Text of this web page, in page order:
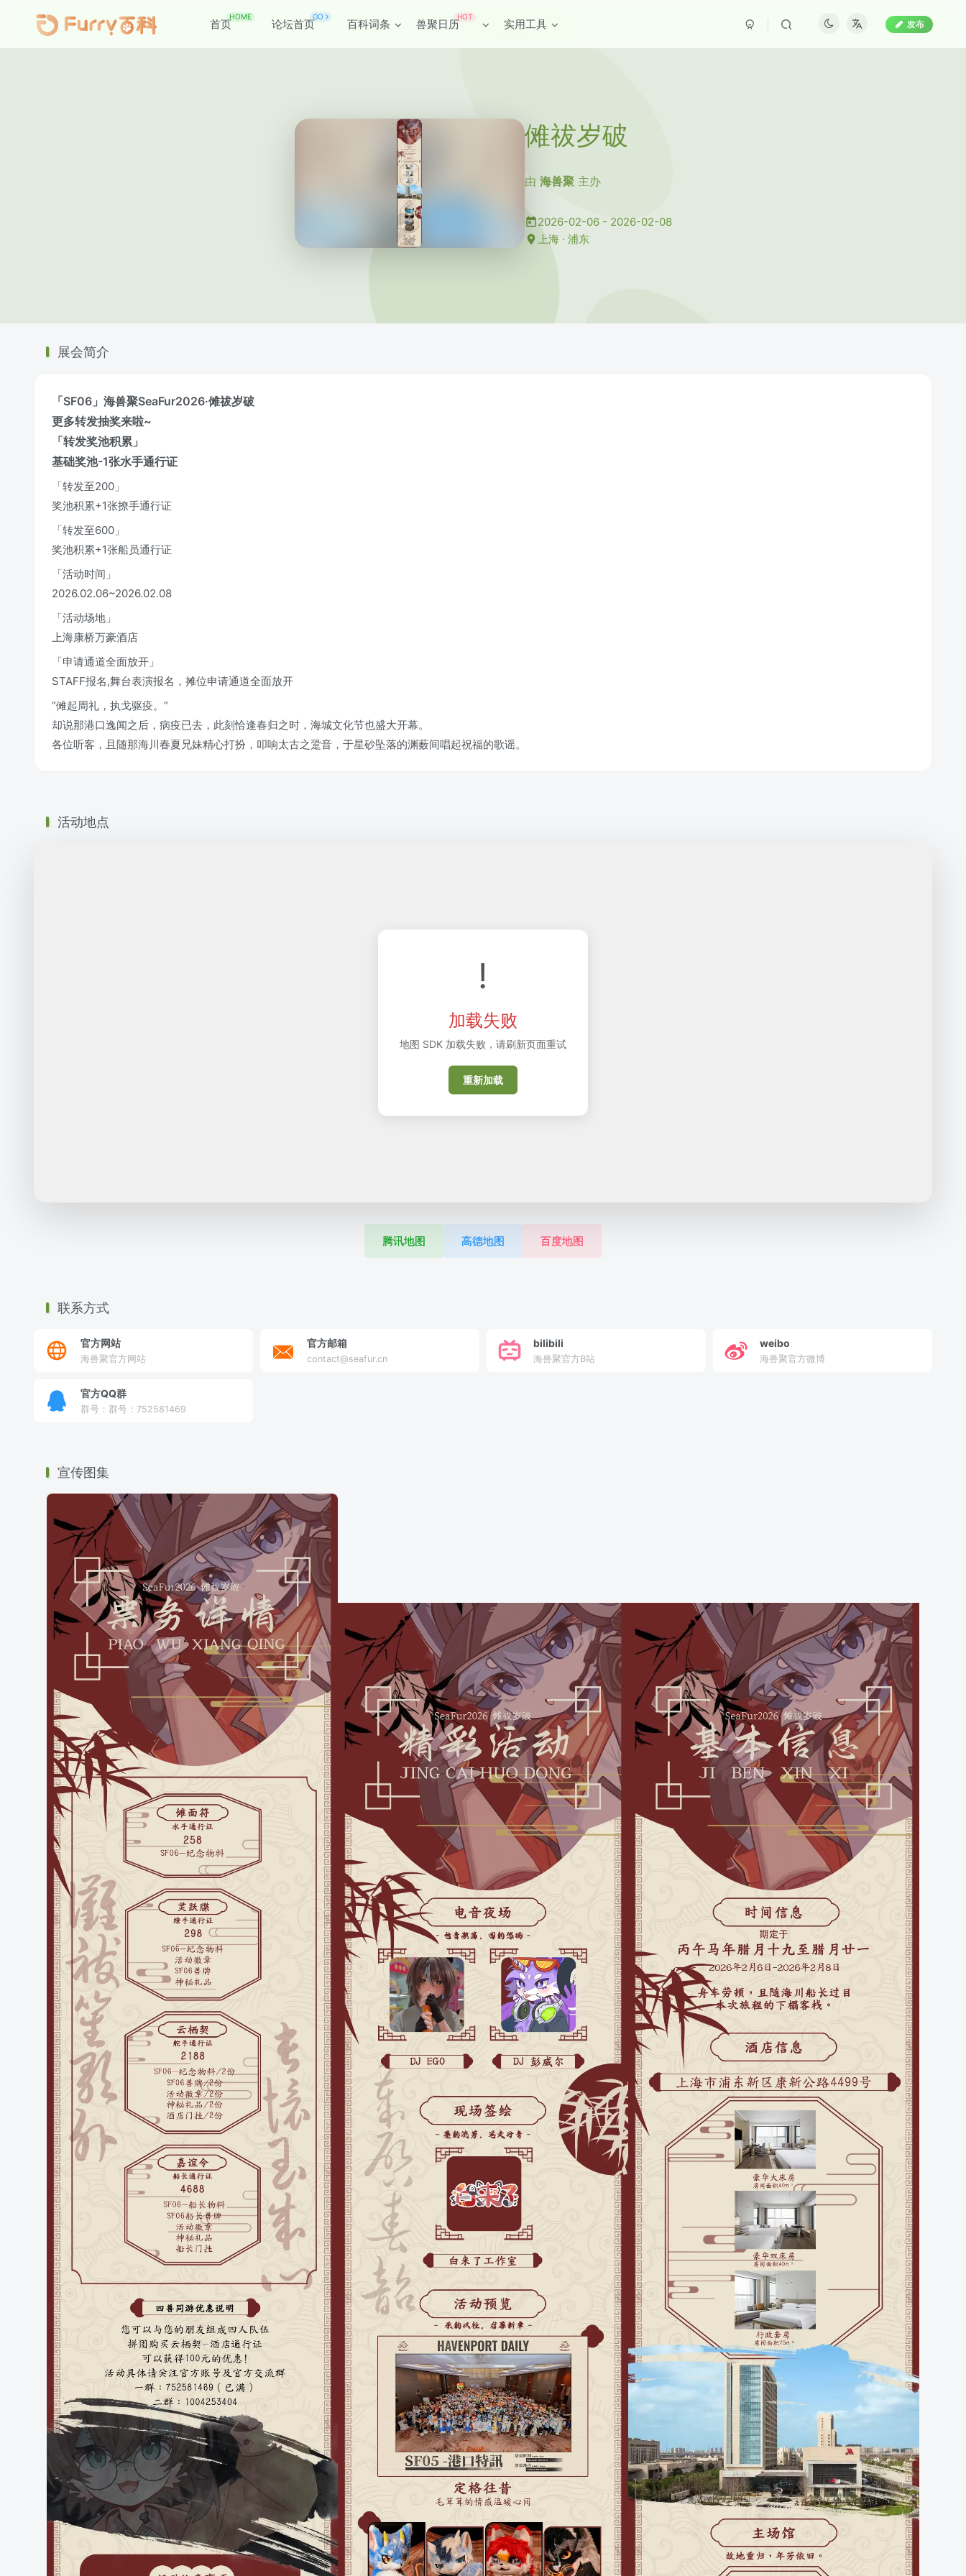
首页
HOME
论坛首页GO 百科词条 兽聚日历
HOT
实用工具 发布
傩祓岁破
由 海兽聚 主办
2026-02-06 - 2026-02-08
上海 · 浦东
展会简介
「SF06」海兽聚SeaFur2026·傩祓岁破
更多转发抽奖来啦~
「转发奖池积累」
基础奖池-1张水手通行证
「转发至200」
奖池积累+1张撩手通行证
「转发至600」
奖池积累+1张船员通行证
「活动时间」
2026.02.06~2026.02.08
「活动场地」
上海康桥万豪酒店
「申请通道全面放开」
STAFF报名,舞台表演报名，摊位申请通道全面放开
“傩起周礼，执戈驱疫。”
却说那港口逸闻之后，病疫已去，此刻恰逢春归之时，海城文化节也盛大开幕。
各位听客，且随那海川春夏兄妹精心打扮，叩响太古之跫音，于星砂坠落的渊薮间唱起祝福的歌谣。
活动地点
!
加载失败
地图 SDK 加载失败，请刷新页面重试
重新加载
腾讯地图 高德地图 百度地图
联系方式
官方网站
海兽聚官方网站
官方邮箱
contact@seafur.cn
bilibili
海兽聚官方B站
weibo
海兽聚官方微博
官方QQ群
群号：群号：752581469
宣传图集